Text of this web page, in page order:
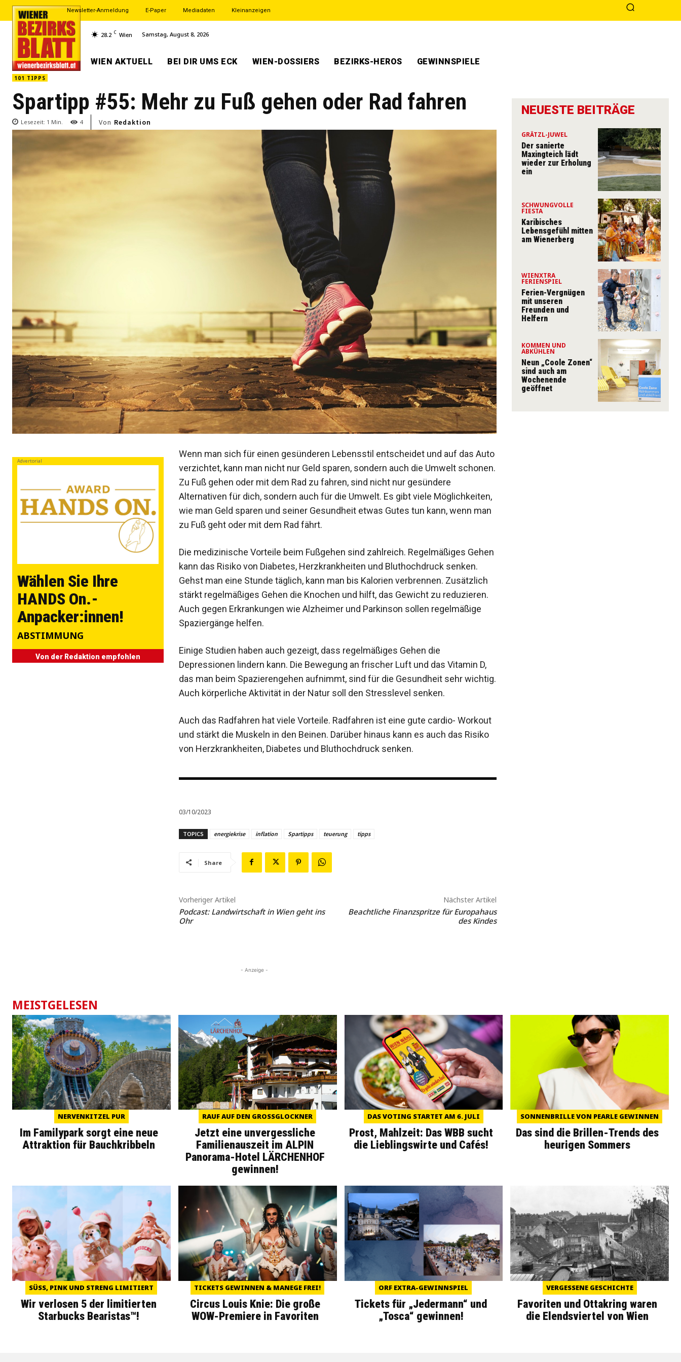
Newsletter-Anmeldung E-Paper Mediadaten Kleinanzeigen
28.2 C Wien Samstag, August 8, 2026
WIEN AKTUELL BEI DIR UMS ECK WIEN-DOSSIERS BEZIRKS-HEROS GEWINNSPIELE
101 TIPPS
Spartipp #55: Mehr zu Fuß gehen oder Rad fahren
Lesezeit: 1 Min. 4 Von Redaktion
Advertorial
Wählen Sie Ihre
HANDS On.-
Anpacker:innen!
ABSTIMMUNG
Von der Redaktion empfohlen
Wenn man sich für einen gesünderen Lebensstil entscheidet und auf das Auto
verzichtet, kann man nicht nur Geld sparen, sondern auch die Umwelt schonen.
Zu Fuß gehen oder mit dem Rad zu fahren, sind nicht nur gesündere
Alternativen für dich, sondern auch für die Umwelt. Es gibt viele Möglichkeiten,
wie man Geld sparen und seiner Gesundheit etwas Gutes tun kann, wenn man
zu Fuß geht oder mit dem Rad fährt.
Die medizinische Vorteile beim Fußgehen sind zahlreich. Regelmäßiges Gehen
kann das Risiko von Diabetes, Herzkrankheiten und Bluthochdruck senken.
Gehst man eine Stunde täglich, kann man bis Kalorien verbrennen. Zusätzlich
stärkt regelmäßiges Gehen die Knochen und hilft, das Gewicht zu reduzieren.
Auch gegen Erkrankungen wie Alzheimer und Parkinson sollen regelmäßige
Spaziergänge helfen.
Einige Studien haben auch gezeigt, dass regelmäßiges Gehen die
Depressionen lindern kann. Die Bewegung an frischer Luft und das Vitamin D,
das man beim Spazierengehen aufnimmt, sind für die Gesundheit sehr wichtig.
Auch körperliche Aktivität in der Natur soll den Stresslevel senken.
Auch das Radfahren hat viele Vorteile. Radfahren ist eine gute cardio- Workout
und stärkt die Muskeln in den Beinen. Darüber hinaus kann es auch das Risiko
von Herzkrankheiten, Diabetes und Bluthochdruck senken.
03/10/2023
TOPICS energiekrise inflation Spartipps teuerung tipps
Share
Vorheriger Artikel
Podcast: Landwirtschaft in Wien geht ins
Ohr
Nächster Artikel
Beachtliche Finanzspritze für Europahaus
des Kindes
- Anzeige -
NEUESTE BEITRÄGE
GRÄTZL-JUWEL
Der sanierte
Maxingteich lädt
wieder zur Erholung
ein
SCHWUNGVOLLE
FIESTA
Karibisches
Lebensgefühl mitten
am Wienerberg
WIENXTRA
FERIENSPIEL
Ferien-Vergnügen
mit unseren
Freunden und
Helfern
KOMMEN UND
ABKÜHLEN
Neun „Coole Zonen“
sind auch am
Wochenende
geöffnet
MEISTGELESEN
NERVENKITZEL PUR
Im Familypark sorgt eine neue
Attraktion für Bauchkribbeln
RAUF AUF DEN GROSSGLOCKNER
Jetzt eine unvergessliche
Familienauszeit im ALPIN
Panorama-Hotel LÄRCHENHOF
gewinnen!
DAS VOTING STARTET AM 6. JULI
Prost, Mahlzeit: Das WBB sucht
die Lieblingswirte und Cafés!
SONNENBRILLE VON PEARLE GEWINNEN
Das sind die Brillen-Trends des
heurigen Sommers
SÜSS, PINK UND STRENG LIMITIERT
Wir verlosen 5 der limitierten
Starbucks Bearistas™!
TICKETS GEWINNEN & MANEGE FREI!
Circus Louis Knie: Die große
WOW-Premiere in Favoriten
ORF EXTRA-GEWINNSPIEL
Tickets für „Jedermann“ und
„Tosca“ gewinnen!
VERGESSENE GESCHICHTE
Favoriten und Ottakring waren
die Elendsviertel von Wien